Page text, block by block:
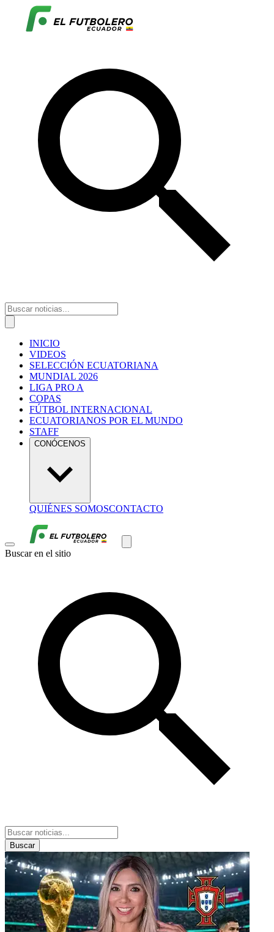
INICIO
VIDEOS
SELECCIÓN ECUATORIANA
MUNDIAL 2026
LIGA PRO A
COPAS
FÚTBOL INTERNACIONAL
ECUATORIANOS POR EL MUNDO
STAFF
CONÓCENOS
QUIÉNES SOMOSCONTACTO
Buscar en el sitio
Buscar